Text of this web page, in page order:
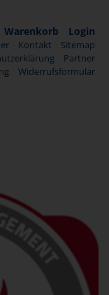
Warenkorb Login
Kontakt
Sitemap
Partner
Widerrufsformular